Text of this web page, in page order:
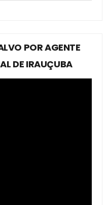
POR AGENTE
DE IRAUÇUBA